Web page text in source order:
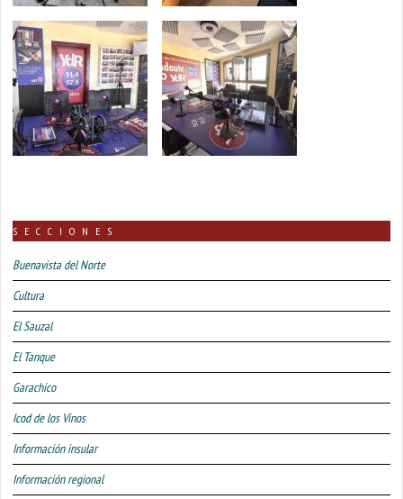
SECCIONES
Buenavista del Norte
Cultura
El Sauzal
El Tanque
Garachico
Icod de los Vinos
Información insular
Información regional